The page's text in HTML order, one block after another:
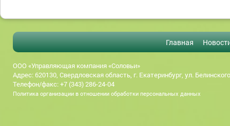
Главная
ООО «Управляющая компания «Соловьи»
Адрес: 620130, Свердловская область, г. Екатеринбург, ул.
Телефон/факс: +7 (343) 286-24-04
Политика организации в отношении обработки персональных данных